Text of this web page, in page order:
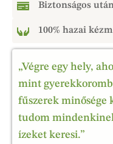
Biztonságos
100% hazai
„Végre egy hely,
mint
fűszerek minősége
tudom
ízeket keresi.”